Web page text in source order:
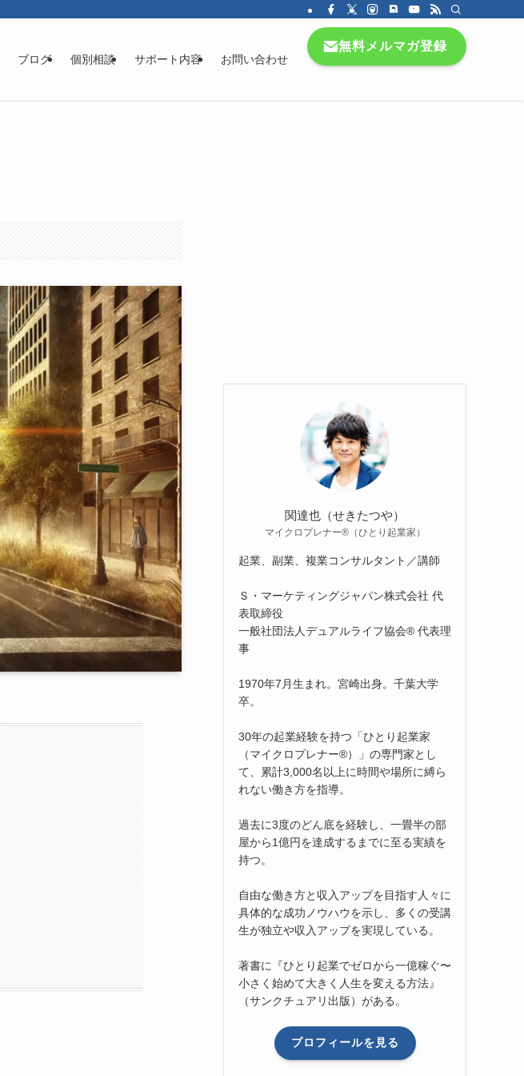
ブログ 個別相談 サポート内容 お問い合わせ
無料メルマガ登録
関達也（せきたつや）
マイクロプレナー®（ひとり起業家）
起業、副業、複業コンサルタント／講師
Ｓ・マーケティングジャパン株式会社 代
表取締役
一般社団法人デュアルライフ協会® 代表理
事
1970年7月生まれ。宮崎出身。千葉大学
卒。
30年の起業経験を持つ「ひとり起業家
（マイクロプレナー®）」の専門家とし
て、累計3,000名以上に時間や場所に縛ら
れない働き方を指導。
過去に3度のどん底を経験し、一畳半の部
屋から1億円を達成するまでに至る実績を
持つ。
自由な働き方と収入アップを目指す人々に
具体的な成功ノウハウを示し、多くの受講
生が独立や収入アップを実現している。
著書に『ひとり起業でゼロから一億稼ぐ〜
小さく始めて大きく人生を変える方法』
（サンクチュアリ出版）がある。
プロフィールを見る